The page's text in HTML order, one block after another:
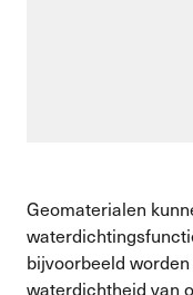
Geomaterialen
bijvoorbeeld
waterdichtheid van